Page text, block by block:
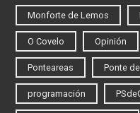
Monforte de Lemos
O Covelo Opinión
Ponteareas Ponte
programación